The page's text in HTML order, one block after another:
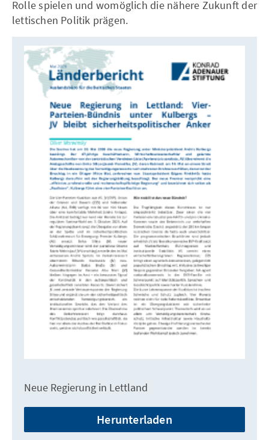
Rolle spielen und womöglich die nähere Zukunft der
lettischen Politik prägen.
Neue Regierung in Lettland
Herunterladen